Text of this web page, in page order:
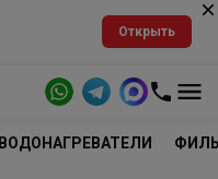
Открыть
ВОДОНАГРЕВАТЕЛИ